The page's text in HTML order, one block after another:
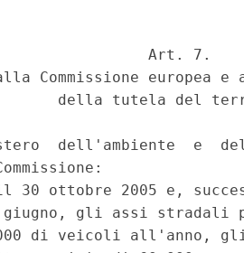
Art. 7.
Commissione europea
della tutela del
dell'ambiente  e
30 ottobre 2005 e,
gli assi stradali
di veicoli all'anno,